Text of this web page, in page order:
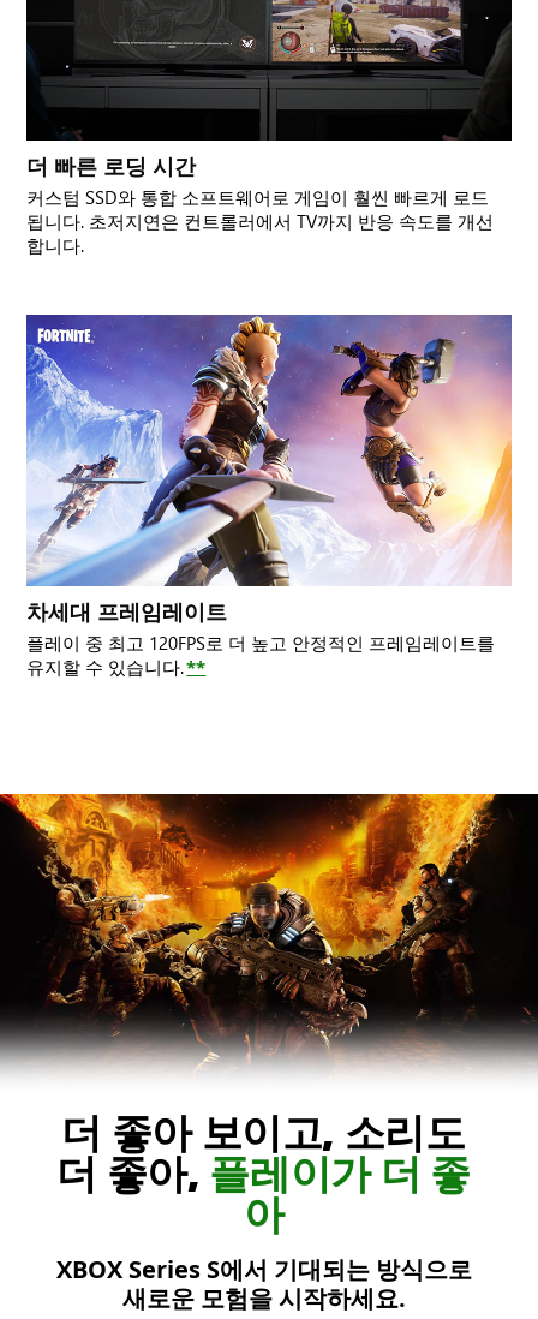
더 빠른 로딩 시간
커스텀 SSD와 통합 소프트웨어로 게임이 훨씬 빠르게 로드
됩니다. 초저지연은 컨트롤러에서 TV까지 반응 속도를 개선
합니다.
차세대 프레임레이트
플레이 중 최고 120FPS로 더 높고 안정적인 프레임레이트를
유지할 수 있습니다.**
크
린
마
커
스
가
앞
을
바
보
고
있
습
니
다.
그
더 좋아 보이고, 소리도
더 좋아, 플레이가 더 좋
아
XBOX Series S에서 기대되는 방식으로
새로운 모험을 시작하세요.